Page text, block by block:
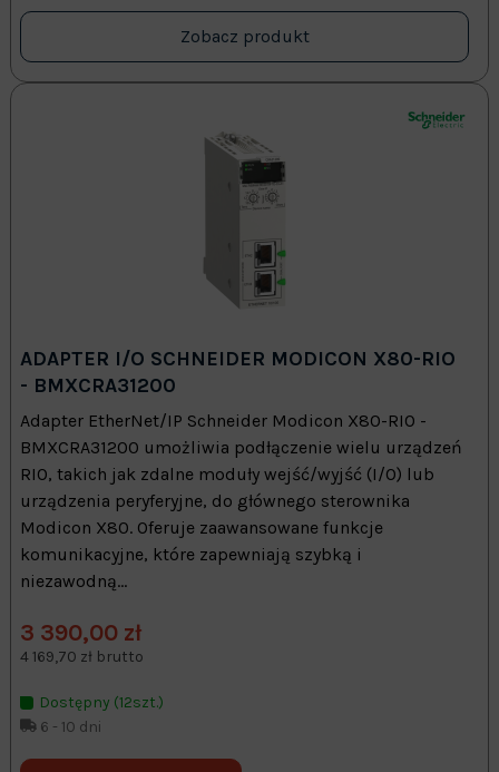
Zobacz produkt
ADAPTER I/O SCHNEIDER MODICON X80-RIO
- BMXCRA31200
Adapter EtherNet/IP Schneider Modicon X80-RIO -
BMXCRA31200 umożliwia podłączenie wielu urządzeń
RIO, takich jak zdalne moduły wejść/wyjść (I/O) lub
urządzenia peryferyjne, do głównego sterownika
Modicon X80. Oferuje zaawansowane funkcje
komunikacyjne, które zapewniają szybką i
niezawodną...
3 390,00 zł
4 169,70 zł brutto
Dostępny (12szt.)
6 - 10 dni